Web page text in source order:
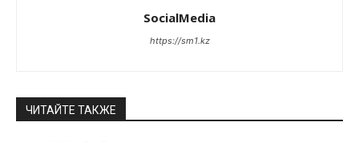
SocialMedia
https://sm1.kz
ЧИТАЙТЕ ТАКЖЕ